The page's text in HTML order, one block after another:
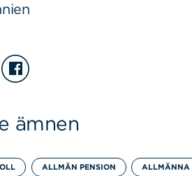
ämnen
ALLMÄN PENSION ALLMÄNNA